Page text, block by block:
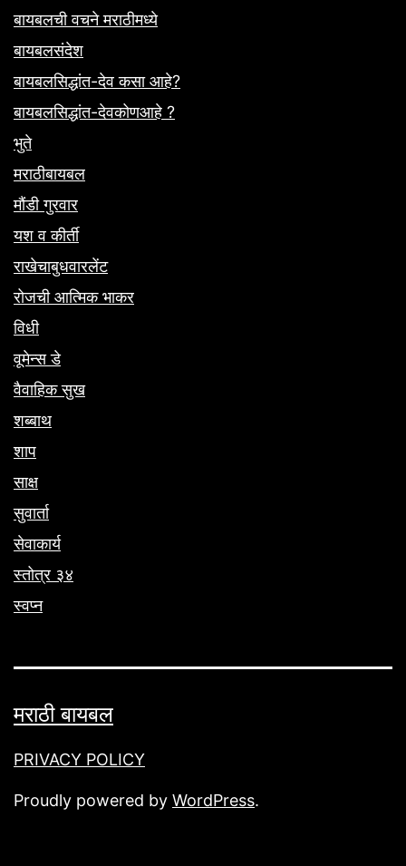
बायबलची वचने मराठीमध्ये
बायबलसंदेश
बायबलसिद्धांत-देव कसा आहे?
बायबलसिद्धांत-देवकोणआहे ?
भुते
मराठीबायबल
मौंडी गुरवार
यश व कीर्ती
राखेचाबुधवारलेंट
रोजची आत्मिक भाकर
विधी
वूमेन्स डे
वैवाहिक सुख
शब्बाथ
शाप
साक्ष
सुवार्ता
सेवाकार्य
स्तोत्र ३४
स्वप्न
मराठी बायबल
PRIVACY POLICY
Proudly powered by WordPress.